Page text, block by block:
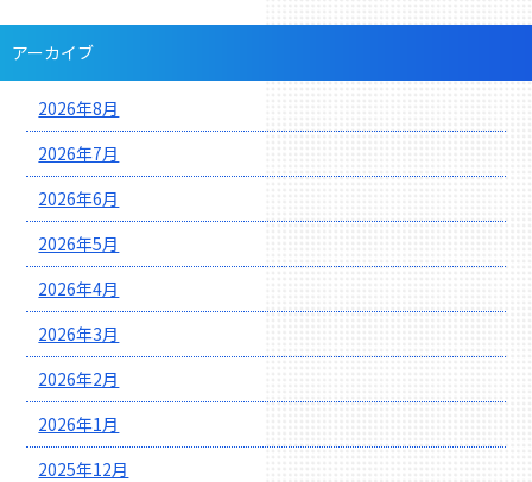
アーカイブ
2026年8月
2026年7月
2026年6月
2026年5月
2026年4月
2026年3月
2026年2月
2026年1月
2025年12月